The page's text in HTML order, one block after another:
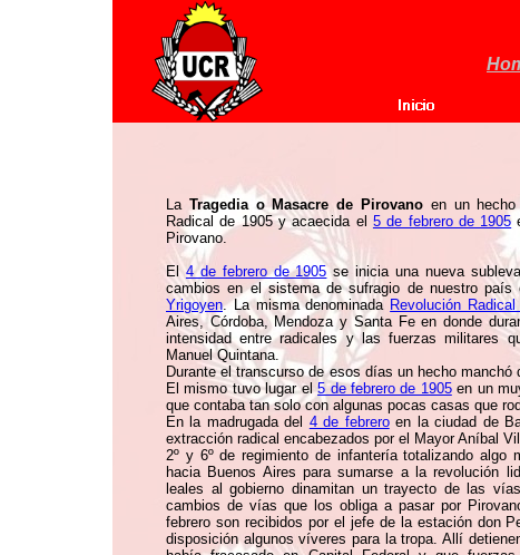
La Tragedia o Masacre de Pirovanoen un hecho
Radical de 1905 y acaecida el 5 de febrero de 1905
Pirovano.
El4 de febrero de 1905se inicia una nueva
cambios en el sistema de sufragio de nuestro
Yrigoyen. La misma denominada Revolución
Aires, Córdoba, Mendoza y Santa Fe en donde
intensidad entre radicales y las fuerzas militares
Manuel Quintana.
Durante el transcurso de esos días un hecho
El mismo tuvo lugar el5 de febrero de 1905en un
que contaba tan solo con algunas pocas casas que
En la madrugada del 4 de febreroen la ciudad de
extracción radical encabezados por el Mayor Aníbal
2º y 6º de regimiento de infantería totalizando
hacia Buenos Aires para sumarse a la revolución
leales al gobierno dinamitan un trayecto de las
cambios de vías que los obliga a pasar por
febrero son recibidos por el jefe de la estación don
disposición algunos víveres para la tropa. Allí